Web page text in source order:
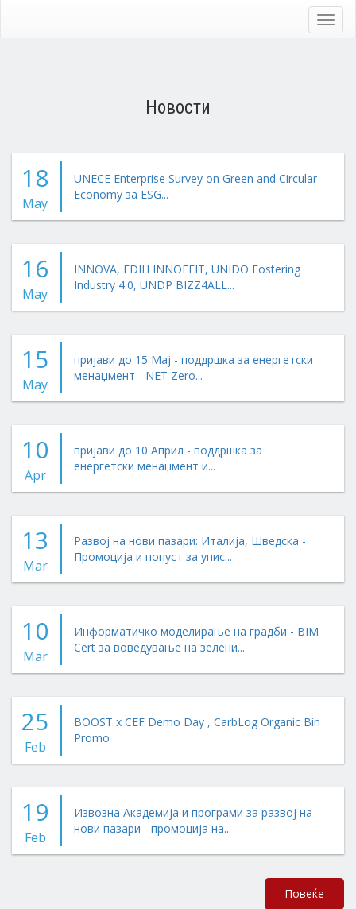
Новости
18
May
UNECE Enterprise Survey on Green and Circular
Economy за ESG...
16
May
INNOVA, EDIH INNOFEIT, UNIDO Fostering
Industry 4.0, UNDP BIZZ4ALL...
15
May
пријави до 15 Мај - поддршка за енергетски
менаџмент - NET Zero...
10
Apr
пријави до 10 Април - поддршка за
енергетски менаџмент и...
13
Mar
Развој на нови пазари: Италија, Шведска -
Промоција и попуст за упис...
10
Mar
Информатичко моделирање на градби - BIM
Cert за воведување на зелени...
25
Feb
BOOST x CEF Demo Day , CarbLog Organic Bin
Promo
19
Feb
Извозна Академија и програми за развој на
нови пазари - промоција на...
Повеќе